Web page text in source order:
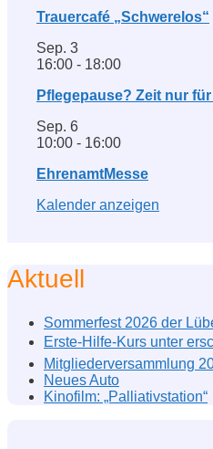
Trauercafé „Schwerelos“
Sep. 3
16:00 - 18:00
Pflegepause? Zeit nur
Sep. 6
10:00 - 16:00
EhrenamtMesse
Kalender anzeigen
Aktuell
Sommerfest 2026 der
Erste-Hilfe-Kurs unter
Mitgliederversammlung
Neues Auto
Kinofilm: „Palliativstation“